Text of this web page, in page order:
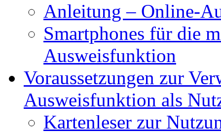
Anleitung – Online-
Smartphones für die
Ausweisfunktion
Voraussetzungen zur
Ausweisfunktion als
Kartenleser zur